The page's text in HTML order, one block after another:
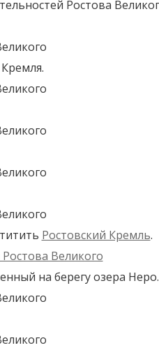
Ростовский Кремль.
на берегу озера Неро.